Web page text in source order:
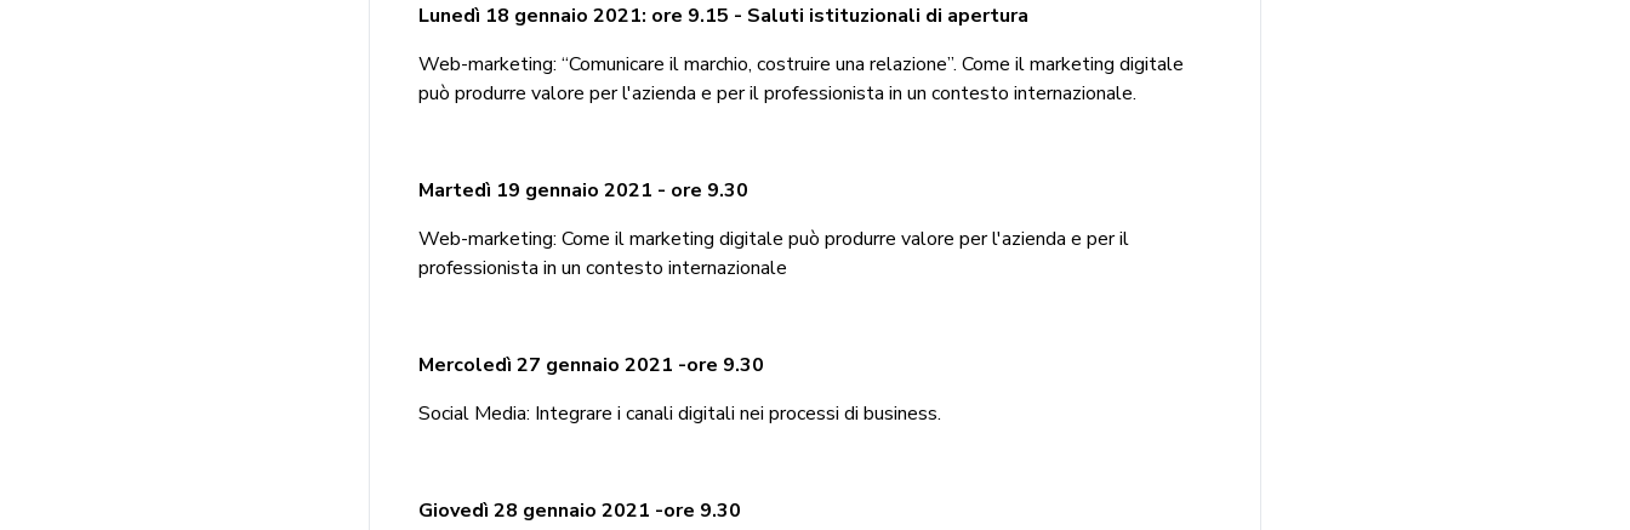
Lunedì 18 gennaio 2021: ore 9.15 - Saluti istituzionali di apertura
Web-marketing: “Comunicare il marchio, costruire una relazione”. Come il marketing digitale
può produrre valore per l'azienda e per il professionista in un contesto internazionale.
Martedì 19 gennaio 2021 - ore 9.30
Web-marketing: Come il marketing digitale può produrre valore per l'azienda e per il
professionista in un contesto internazionale
Mercoledì 27 gennaio 2021 -ore 9.30
Social Media: Integrare i canali digitali nei processi di business.
Giovedì 28 gennaio 2021 -ore 9.30